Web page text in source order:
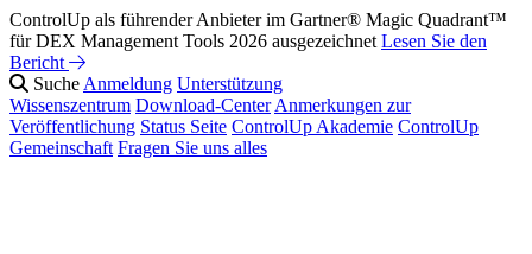
ControlUp als führender Anbieter im Gartner® Magic Quadrant™
für DEX Management Tools 2026 ausgezeichnet Lesen Sie den
Bericht
Suche Anmeldung Unterstützung
Wissenszentrum Download-Center Anmerkungen zur
Veröffentlichung Status Seite ControlUp Akademie ControlUp
Gemeinschaft Fragen Sie uns alles